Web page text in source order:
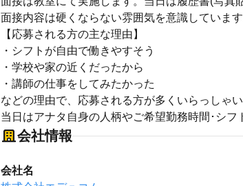
面接内容は硬くならない雰囲気を意識していま
【応募される方の主な理由】
・シフトが自由で働きやすそう
・学校や家の近くだったから
・講師の仕事をしてみたかった
などの理由で、応募される方が多くいらっしゃい
当日はアナタ自身の人柄やご希望勤務時間･シフ
会社情報
会社名